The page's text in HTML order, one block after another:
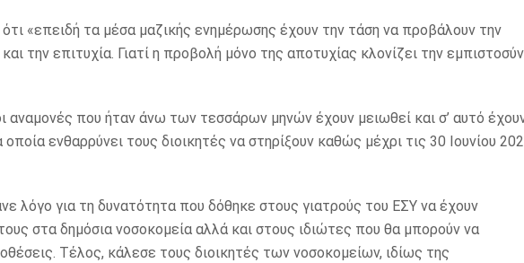
«επειδή τα μέσα μαζικής ενημέρωσης έχουν την τάση να προβάλουν την
την επιτυχία. Γιατί η προβολή μόνο της αποτυχίας κλονίζει την
αναμονές που ήταν άνω των τεσσάρων μηνών έχουν μειωθεί και σ’ αυτό
ενθαρρύνει τους διοικητές να στηρίξουν καθώς μέχρι τις 30 Ιουνίου
λόγο για τη δυνατότητα που δόθηκε στους γιατρούς του ΕΣΥ να έχουν
στα δημόσια νοσοκομεία αλλά και στους ιδιώτες που θα μπορούν να
Τέλος, κάλεσε τους διοικητές των νοσοκομείων, ιδίως της